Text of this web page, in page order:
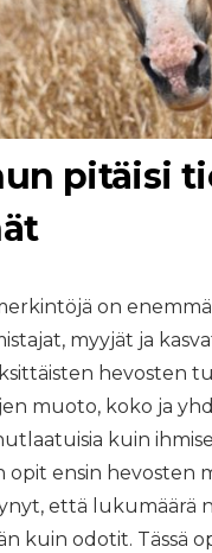
pitäisi
on
myyjät ja
hevosten
muoto, koko ja
kuin
opit ensin hevosten
että lukumäärä
kuin odotit. Tässä